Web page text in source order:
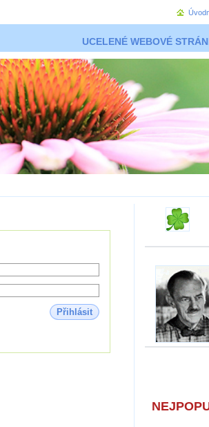
UCELENÉ WEBOVÉ
Přihlásit